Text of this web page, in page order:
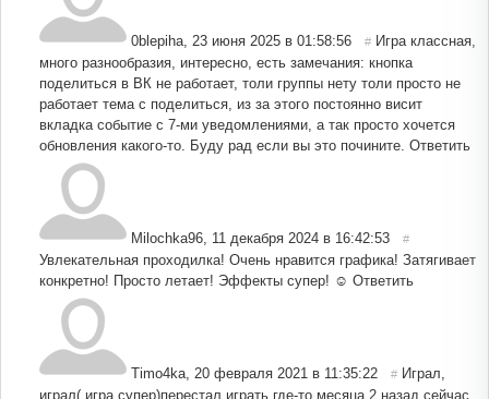
0blepiha 23 июня 2025 в 01:58:56 # Игра классная,
много разнообразия, интересно, есть замечания: кнопка
поделиться в ВК не работает, толи группы нету толи просто не
работает тема с поделиться, из за этого постоянно висит
вкладка событие с 7-ми уведомлениями, а так просто хочется
обновления какого-то. Буду рад если вы это почините. Ответить
Milochka96 11 декабря 2024 в 16:42:53 #
Увлекательная проходилка! Очень нравится графика! Затягивает
конкретно! Просто летает! Эффекты супер! ☺️ Ответить
Timo4ka 20 февраля 2021 в 11:35:22 # Играл,
играл( игра супер)перестал играть где-то месяца 2 назад сейчас